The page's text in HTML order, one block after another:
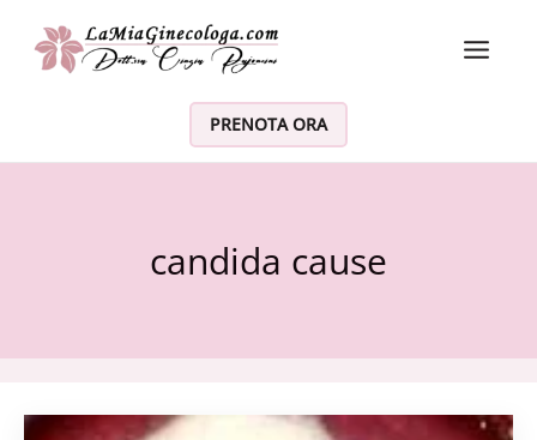
Vai al contenuto
PRENOTA ORA
candida cause